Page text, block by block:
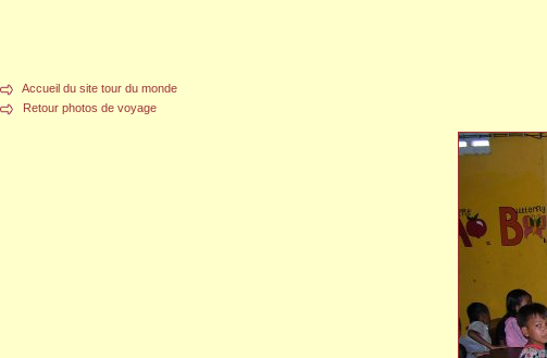
Accueil du site tour du monde
Retour photos de voyage